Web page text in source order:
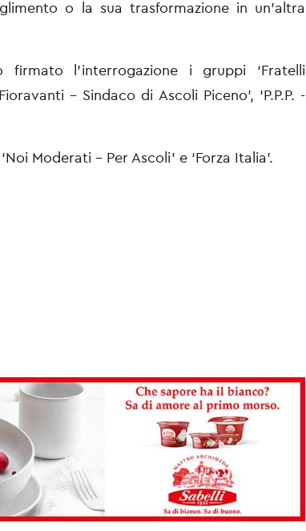
o la sua trasformazione in un’altra
firmato l’interrogazione i gruppi ‘Fratelli
- Sindaco di Ascoli Piceno’, ‘P.P.P. -
Moderati - Per Ascoli’ e ‘Forza Italia’.